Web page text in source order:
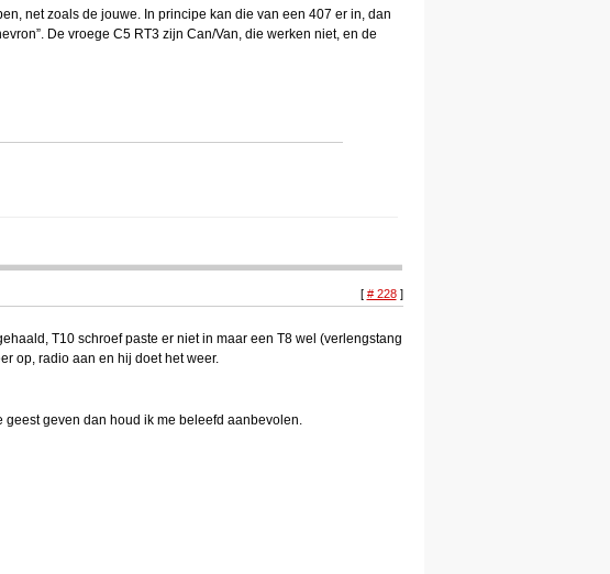
net zoals de jouwe. In principe kan die van een 407 er in, dan
De vroege C5 RT3 zijn Can/Van, die werken niet, en de
[ # 228]
T10 schroef paste er niet in maar een T8 wel (verlengstang
op, radio aan en hij doet het weer.
geven dan houd ik me beleefd aanbevolen.